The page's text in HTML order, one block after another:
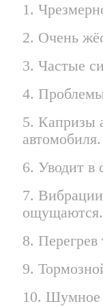
1.
2. Очень
3. Частые
4.
5. Капризы
автомобиля.
6. Уводит в
7.
ощущаются.
8. Перегрев
9.
10. Шумное